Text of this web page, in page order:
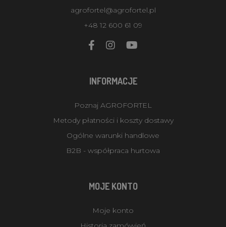
agrofortel@agrofortel.pl
+48 12 600 61 09
INFORMACJE
Poznaj AGROFORTEL
Metody płatności i koszty dostawy
Ogólne warunki handlowe
B2B - współpraca hurtowa
MOJE KONTO
Moje konto